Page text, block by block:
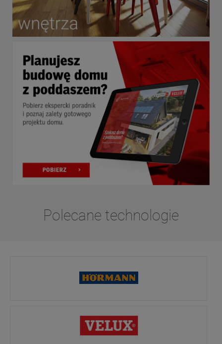
Polecane technologie